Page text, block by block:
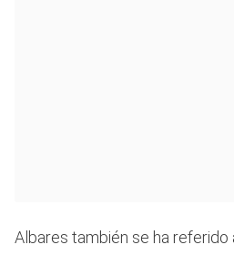
Albares también se ha referido